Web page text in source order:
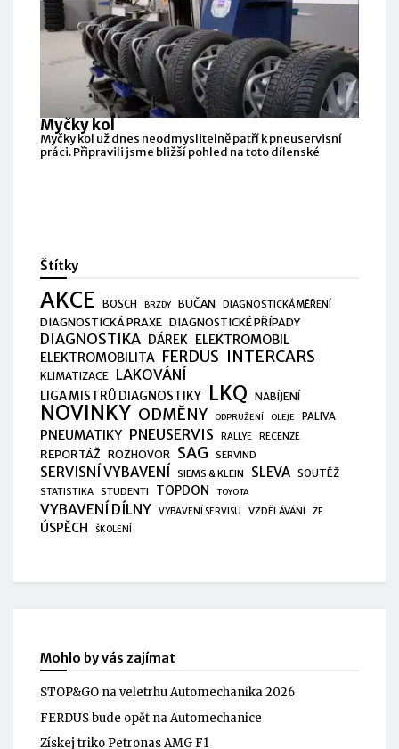
Myčky kol
Myčky kol už dnes neodmyslitelně patří k pneuservisní
práci. Připravili jsme bližší pohled na toto dílenské
Štítky
AKCE BOSCH BRZDY BUČAN DIAGNOSTICKÁ MĚŘENÍ
DIAGNOSTICKÁ PRAXE DIAGNOSTICKÉ PŘÍPADY
DIAGNOSTIKA DÁREK ELEKTROMOBIL
ELEKTROMOBILITA FERDUS INTERCARS
KLIMATIZACE LAKOVÁNÍ
LIGA MISTRŮ DIAGNOSTIKY LKQ NABÍJENÍ
NOVINKY ODMĚNY ODPRUŽENÍ OLEJE PALIVA
PNEUMATIKY PNEUSERVIS RALLYE RECENZE
REPORTÁŽ ROZHOVOR SAG SERVIND
SERVISNÍ VYBAVENÍ SIEMS & KLEIN SLEVA SOUTĚŽ
STATISTIKA STUDENTI TOPDON TOYOTA
VYBAVENÍ DÍLNY VYBAVENÍ SERVISU VZDĚLÁVÁNÍ ZF
ÚSPĚCH ŠKOLENÍ
Mohlo by vás zajímat
STOP&GO na veletrhu Automechanika 2026
FERDUS bude opět na Automechanice
Získej triko Petronas AMG F1